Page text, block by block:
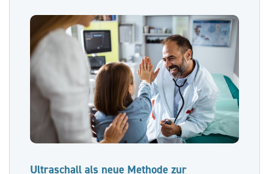
Ultraschall als neue Methode zur